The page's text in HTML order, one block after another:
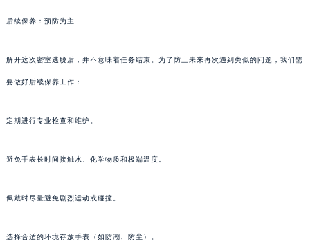
后续保养：预防为主
解开这次密室逃脱后，并不意味着任务结束。为了防止未来再次遇到类似的问题，我们需
要做好后续保养工作：
定期进行专业检查和维护。
避免手表长时间接触水、化学物质和极端温度。
佩戴时尽量避免剧烈运动或碰撞。
选择合适的环境存放手表（如防潮、防尘）。